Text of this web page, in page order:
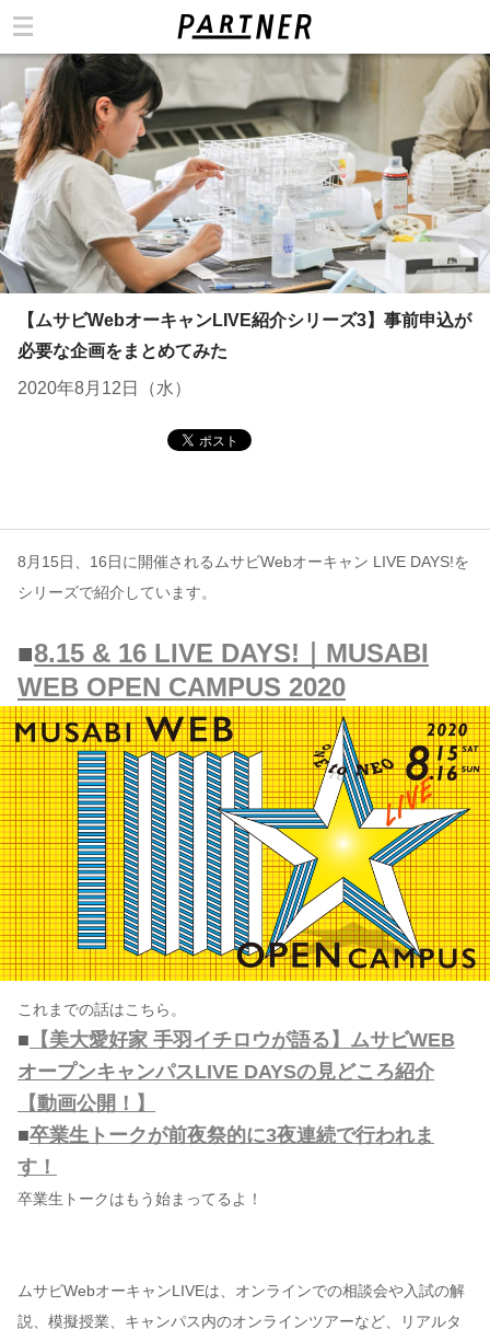
【ムサビWebオーキャンLIVE紹介シリーズ3】事前申込が
必要な企画をまとめてみた
2020年8月12日（水）
8月15日、16日に開催されるムサビWebオーキャン LIVE DAYS!を
シリーズで紹介しています。
■8.15 & 16 LIVE DAYS!｜MUSABI
WEB OPEN CAMPUS 2020
これまでの話はこちら。
■ 【美大愛好家 手羽イチロウが語る】ムサビWEB
オープンキャンパスLIVE DAYSの見どころ紹介
【動画公開！】
■卒業生トークが前夜祭的に3夜連続で行われま
す！
卒業生トークはもう始まってるよ！
ムサビWebオーキャンLIVEは、オンラインでの相談会や入試の解
説、模擬授業、キャンパス内のオンラインツアーなど、リアルタ
カテゴリ
お問い合わせ